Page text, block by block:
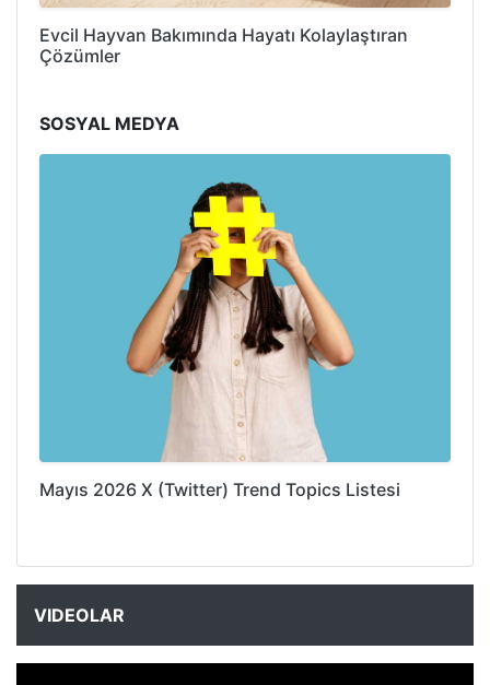
Evcil Hayvan Bakımında Hayatı Kolaylaştıran
Çözümler
SOSYAL MEDYA
Mayıs 2026 X (Twitter) Trend Topics Listesi
VIDEOLAR